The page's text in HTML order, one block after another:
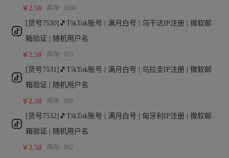
￥2.50 库存: 1000
[货号7530]🎵TikTok账号 | 满月白号 | 乌干达IP注册 | 微软邮
箱验证 | 随机用户名
￥2.50 库存: 973
[货号7531]🎵TikTok账号 | 满月白号 | 乌拉圭IP注册 | 微软邮
箱验证 | 随机用户名
￥2.50 库存: 990
[货号7532]🎵TikTok账号 | 满月白号 | 匈牙利IP注册 | 微软邮
箱验证 | 随机用户名
￥2.50 库存: 862